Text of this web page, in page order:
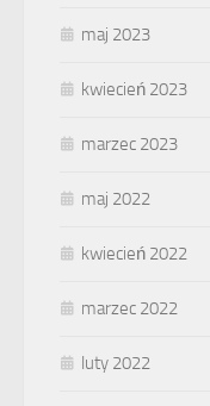
maj 2023
kwiecień 2023
marzec 2023
maj 2022
kwiecień 2022
marzec 2022
luty 2022